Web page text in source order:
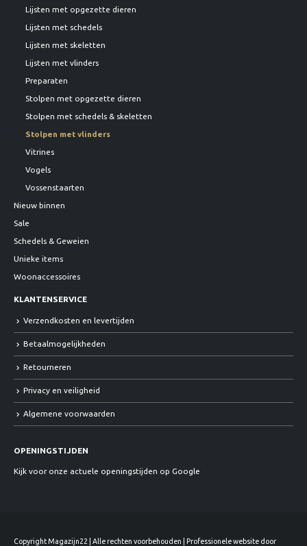
Lijsten met opgezette dieren
Lijsten met schedels
Lijsten met skeletten
Lijsten met vlinders
Preparaten
Stolpen met opgezette dieren
Stolpen met schedels & skeletten
Stolpen met vlinders
Vitrines
Vogels
Vossenstaarten
Nieuw binnen
Sale
Schedels & Geweien
Unieke items
Woonaccessoires
KLANTENSERVICE
Verzendkosten en levertijden
Betaalmogelijkheden
Retourneren
Privacy en veiligheid
Algemene voorwaarden
OPENINGSTIJDEN
Kijk voor onze actuele openingstijden op Google
Copyright Magazijn22 | Alle rechten voorbehouden | Professionele website door